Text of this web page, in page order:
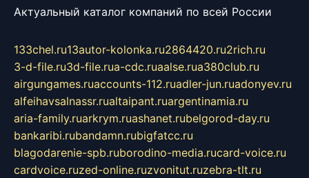
Актуальный каталог компаний по всей России
133chel.ru13autor-kolonka.ru2864420.ru2rich.ru
3-d-file.ru3d-file.rua-cdc.ruaalse.rua380club.ru
airgungames.ruaccounts-112.ruadler-jun.ruadonyev.ru
alfeihavsalnassr.rualtaipant.ruargentinamia.ru
aria-family.ruarkrym.ruashanet.rubelgorod-day.ru
bankaribi.rubandamn.rubigfatcc.ru
blagodarenie-spb.ruborodino-media.rucard-voice.ru
cardvoice.ruzed-online.ruzvonitut.ruzebra-tlt.ru